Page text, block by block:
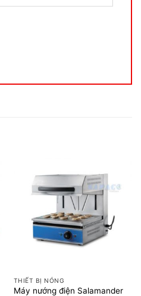
THIẾT BỊ NÓNG
Máy nướng điện Salamander